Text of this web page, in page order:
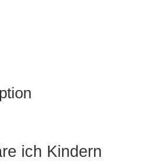
ich Kindern